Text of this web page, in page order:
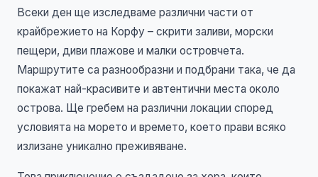
Всеки ден ще изследваме различни части от
крайбрежието на Корфу – скрити заливи, морски
пещери, диви плажове и малки островчета.
Маршрутите са разнообразни и подбрани така, че да
покажат най-красивите и автентични места около
острова. Ще гребем на различни локации според
условията на морето и времето, което прави всяко
излизане уникално преживяване.